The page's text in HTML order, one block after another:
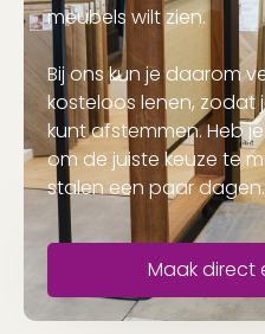
meubels wilt zien.
Bij ons kun je daarom
kosteloos lenen, zodat
kunt afstemmen. Heb
om de juiste keuze te
stalen een paar dagen.
Maak direct